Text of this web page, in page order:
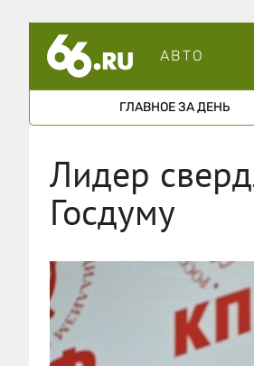
АВТО
ГЛАВНОЕ ЗА ДЕНЬ
Лидер
Госдуму